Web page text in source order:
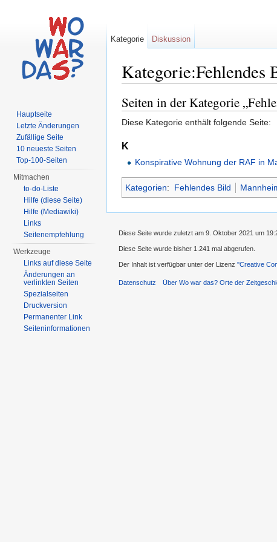
Kategorie:Fehlendes
Seiten in der Kategorie
Diese Kategorie enthält folgende Seite:
K
Konspirative Wohnung der RAF in
Kategorien: Fehlendes Bild
Kategorie Diskussion
Hauptseite
Letzte Änderungen
Zufällige Seite
10 neueste Seiten
Top-100-Seiten
Mitmachen
to-do-Liste
Hilfe (diese Seite)
Hilfe (Mediawiki)
Links
Seitenempfehlung
Werkzeuge
Links auf diese Seite
Änderungen an
verlinkten Seiten
Spezialseiten
Druckversion
Permanenter Link
Seiteninformationen
Diese Seite wurde zuletzt am 9. Oktober 2021 um
Diese Seite wurde bisher 1.241 mal abgerufen.
Der Inhalt ist verfügbar unter der Lizenz ''Creative
Datenschutz Über Wo war das? Orte der